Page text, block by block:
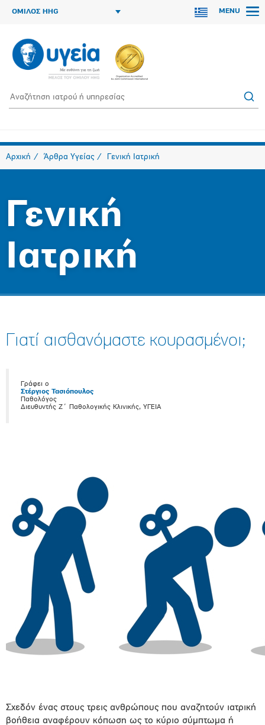
ΟΜΙΛΟΣ HHG MENU
Αρχική Άρθρα Υγείας Γενική Ιατρική
Γενική
Ιατρική
Γιατί αισθανόμαστε κουρασμένοι;
Γράφει ο
Στέργιος Τασιόπουλος
Παθολόγος
Διευθυντής Ζ΄ Παθολογικής Κλινικής, ΥΓΕΙΑ
Σχεδόν ένας στους τρεις ανθρώπους που αναζητούν ιατρική
βοήθεια αναφέρουν κόπωση ως το κύριο σύμπτωμα ή